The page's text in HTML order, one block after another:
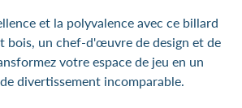
et la polyvalence avec ce billard
bois, un chef-d'œuvre de design et de
votre espace de jeu en un
divertissement incomparable.